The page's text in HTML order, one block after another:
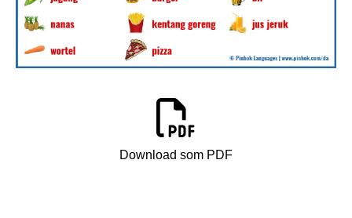
Download som PDF